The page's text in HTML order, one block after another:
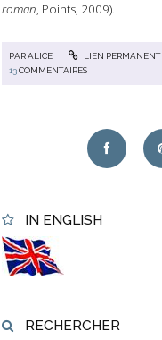
roman, Points, 2009).
PARALICE LIEN PERMANENT
13COMMENTAIRES
IN ENGLISH
RECHERCHER